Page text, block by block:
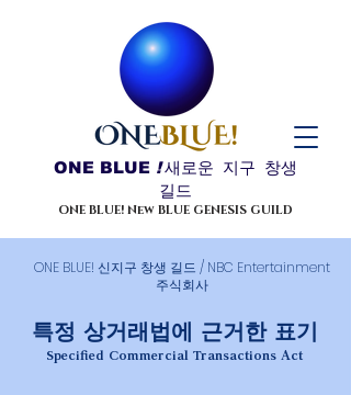
ONE BLUE ! 새로운 지구 창생
길드
ONE BLUE! New BLUE GENESIS GUILD
ONE BLUE! 신지구 창생 길드 / NBC Entertainment
주식회사
특정 상거래법에 근거한 표기
Specified Commercial Transactions Act